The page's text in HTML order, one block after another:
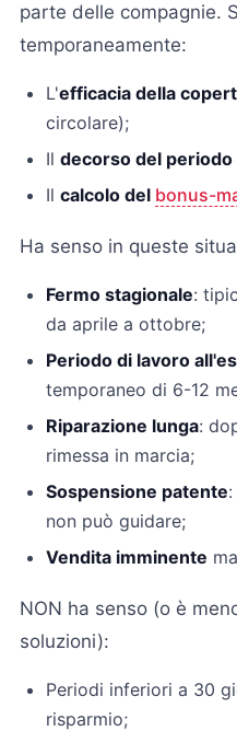
parte delle compagnie.
temporaneamente:
L'efficacia della
circolare);
Il decorso del periodo
Il calcolo del bonus-
Ha senso in queste
Fermo stagionale:
da aprile a ottobre;
Periodo di lavoro
temporaneo di 6-12
Riparazione lunga:
rimessa in marcia;
Sospensione patente
non può guidare;
Vendita imminente
NON ha senso (o è
soluzioni):
Periodi inferiori a 30
risparmio;